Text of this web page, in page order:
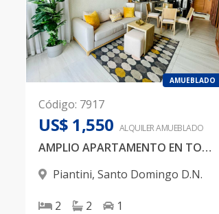
AMUEBLADO
Código: 7917
US$ 1,550 ALQUILERAMUEBLADO
AMPLIO APARTAMENTO EN TORRE CLÁSICA EN PIANTINI
Piantini, Santo Domingo D.N.
2 2 1